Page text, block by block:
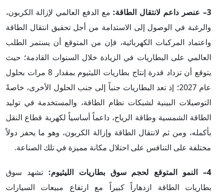
3– عنصر داعم لانتقال الطاقة:
مع الدفع العالمي لإزالة الكربون،
والرغبة في الوصول إلى الاستدامة من أجل تحقيق انتقال الطاقة
واعتماد المركبات الكهربائية، فإن من المتوقع أن يستمر الطلب
العالمي على البطاريات في الزيادة خلال السنوات القادمة؛ حيث
يتوقع أن تزداد قدرة إنتاج بطاريات الليثيوم بمقدار 8 مرات بحلول
عام 2027؛ إذ تعد البطاريات جنباً إلى جنب الحلول الأخرى، خاصةً
التوصيلات البينية لشبكات نظام الطاقة، والمستخدمة في توليد
الطاقة الشمسية وطاقة الرياح، داعماً أساسياً لكهربة قطاع النقل
بأكمله، ومن ثم لانتقال الطاقة وإزالة الكربون، وهو ما يحفز دولاً
مختلفة على التنافس على احتلال مكانة مميزة في تلك الصناعة.
4– النمو المتوقع لحجم سوق بطاريات الليثيوم:
تشهد سوق
بطاريات الطاقة ازدهاراً كبيراً مع ارتفاع مبيعات السيارات